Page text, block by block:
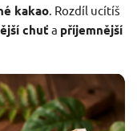
kakao. Rozdíl ucítíš
chuť a příjemnější